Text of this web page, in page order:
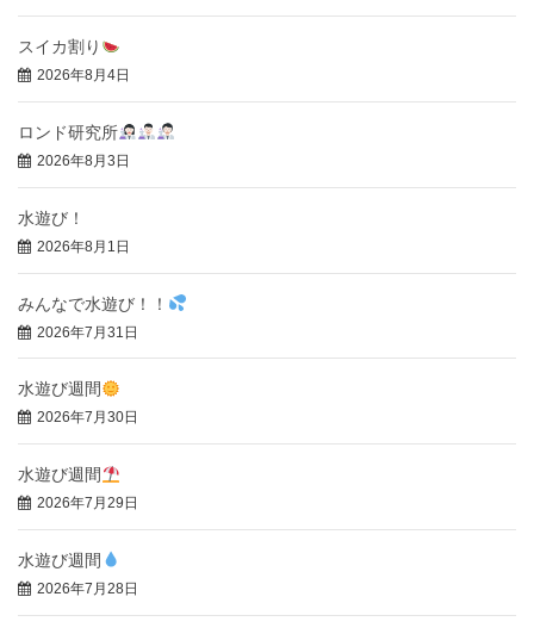
スイカ割り
2026年8月4日
ロンド研究所
2026年8月3日
水遊び！
2026年8月1日
みんなで水遊び！！
2026年7月31日
水遊び週間
2026年7月30日
水遊び週間
2026年7月29日
水遊び週間
2026年7月28日